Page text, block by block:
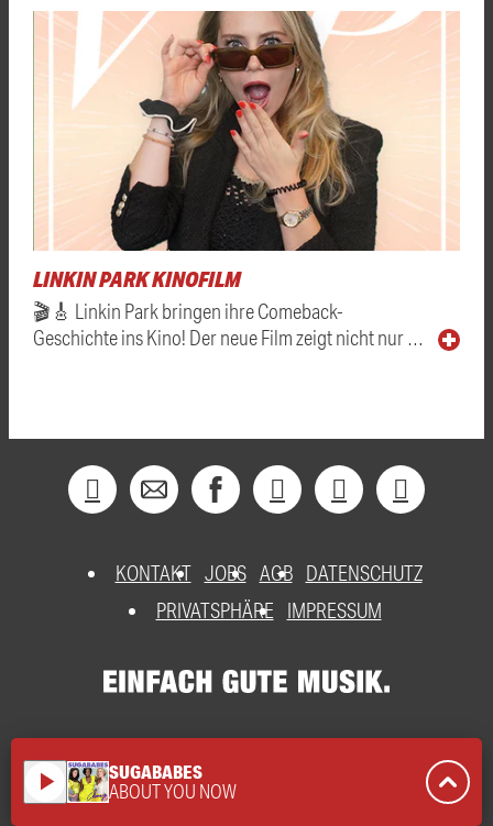
LINKIN PARK KINOFILM
🎬🎸 Linkin Park bringen ihre Comeback-
Geschichte ins Kino! Der neue Film zeigt nicht nur …
KONTAKT JOBS AGB DATENSCHUTZ
PRIVATSPHÄRE
IMPRESSUM
play_arrow SUGABABES
ABOUT YOU NOW